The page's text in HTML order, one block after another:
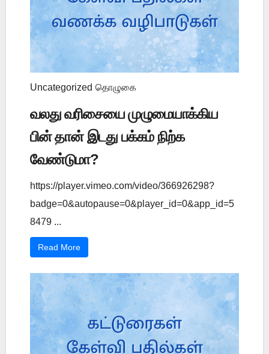
Uncategorized தொழுகை
வலது வரிசையை முழுமையாக்கிய
பின் தான் இடது பக்கம் நிற்க
வேண்டுமா?
https://player.vimeo.com/video/366926298?
badge=0&autopause=0&player_id=0&app_id=5
8479 ...
Read More